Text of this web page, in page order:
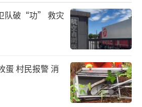
队破“功” 救灾
蛋 村民报警 消